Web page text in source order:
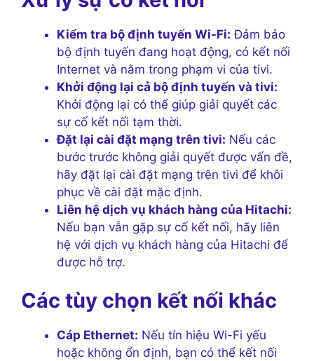
Kiểm tra bộ định tuyến Wi-Fi: Đảm bảo
bộ định tuyến đang hoạt động, có kết nối
Internet và nằm trong phạm vi của tivi.
Khởi động lại cả bộ định tuyến và tivi:
Khởi động lại có thể giúp giải quyết các
sự cố kết nối tạm thời.
Đặt lại cài đặt mạng trên tivi: Nếu các
bước trước không giải quyết được vấn đề,
hãy đặt lại cài đặt mạng trên tivi để khôi
phục về cài đặt mặc định.
Liên hệ dịch vụ khách hàng của Hitachi:
Nếu bạn vẫn gặp sự cố kết nối, hãy liên
hệ với dịch vụ khách hàng của Hitachi để
được hỗ trợ.
Các tùy chọn kết nối khác
Cáp Ethernet: Nếu tín hiệu Wi-Fi yếu
hoặc không ổn định, bạn có thể kết nối